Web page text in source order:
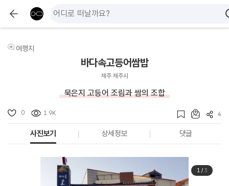
여행지
바다속고등어쌈밥
제주 제주시
묵은지 고등어 조림과 쌈의 조합
0 1.9K 4
사진보기 상세정보 댓글
1/ 3